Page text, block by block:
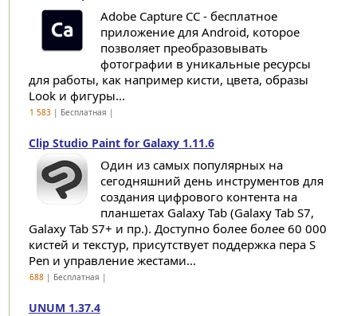
Adobe Capture CC - бесплатное
приложение для Android, которое
позволяет преобразовывать
фотографии в уникальные ресурсы
для работы, как например кисти, цвета, образы
Look и фигуры...
1 583| Бесплатная |
Clip Studio Paint for Galaxy 1.11.6
Один из самых популярных на
сегодняшний день инструментов для
создания цифрового контента на
планшетах Galaxy Tab (Galaxy Tab S7,
Galaxy Tab S7+ и пр.). Доступно более более 60 000
кистей и текстур, присутствует поддержка пера S
Pen и управление жестами...
688| Бесплатная |
UNUM 1.37.4